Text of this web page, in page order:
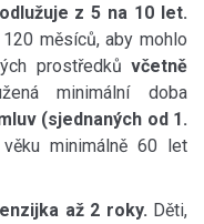
z 5 na 10 let.
měsíců, aby mohlo
prostředků včetně
minimální doba
(sjednaných od 1.
minimálně 60 let
až 2 roky. Děti,